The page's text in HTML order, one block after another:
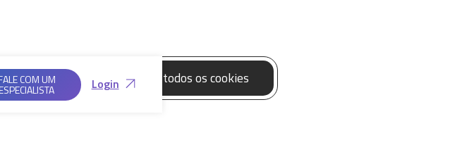
COM UM Login
mais em nossas
Políticas de
Privacidade.
Aceitar todos os cookies